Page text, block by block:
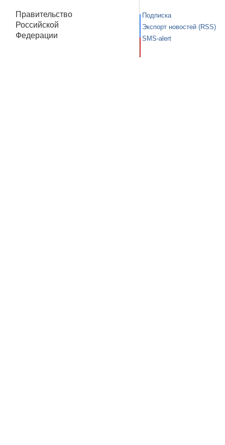
Правительство
Российской
Федерации
Подписка
Экспорт новостей (RSS)
SMS-alert